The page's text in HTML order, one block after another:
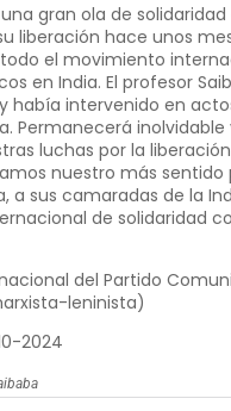
gran ola de
liberación hace unos
el movimiento
en India. El profesor
había intervenido en
Permanecerá inolvidable
luchas por la
nuestro más sentido
a sus camaradas de la
de solidaridad
del Partido
leninista)
2024